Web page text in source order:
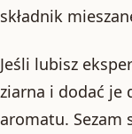
składnik
Jeśli lubisz
ziarna i dodać je
aromatu. Sezam